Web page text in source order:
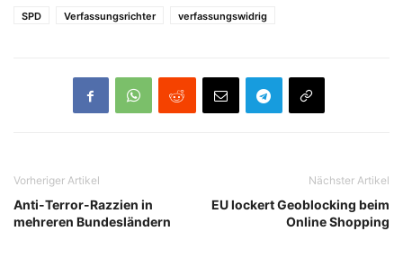
SPD
Verfassungsrichter verfassungswidrig
Vorheriger Artikel
Anti-Terror-Razzien in
mehreren Bundesländern
Nächster Artikel
EU lockert Geoblocking beim
Online Shopping